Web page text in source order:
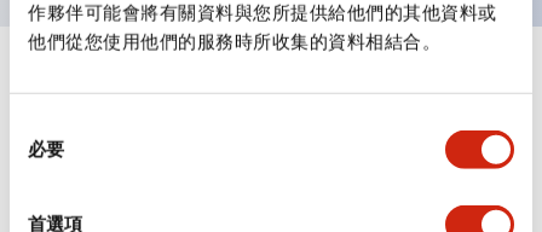
作夥伴可能會將有關資料與您所提供給他們的其他資料或
他們從您使用他們的服務時所收集的資料相結合。
必要
首選項
規格 +
審美規範